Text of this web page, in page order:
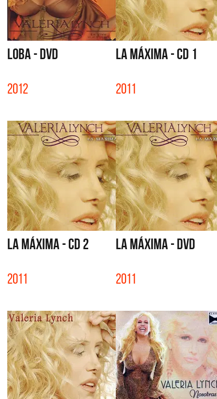
LOBA - DVD
2012
LA MÁXIMA - CD 1
2011
LA MÁXIMA - CD 2
2011
LA MÁXIMA - DVD
2011